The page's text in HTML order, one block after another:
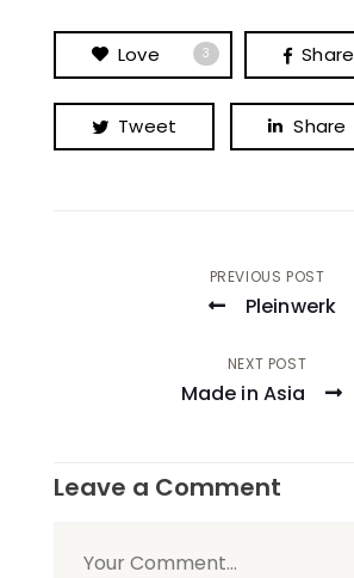
Love 3 Share
Tweet Share
PREVIOUS POST
Pleinwerk
NEXT POST
Made in Asia
Leave a Comment